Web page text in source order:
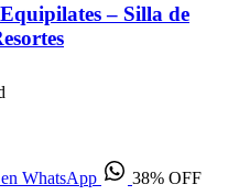
– Silla de
WhatsApp 38% OFF